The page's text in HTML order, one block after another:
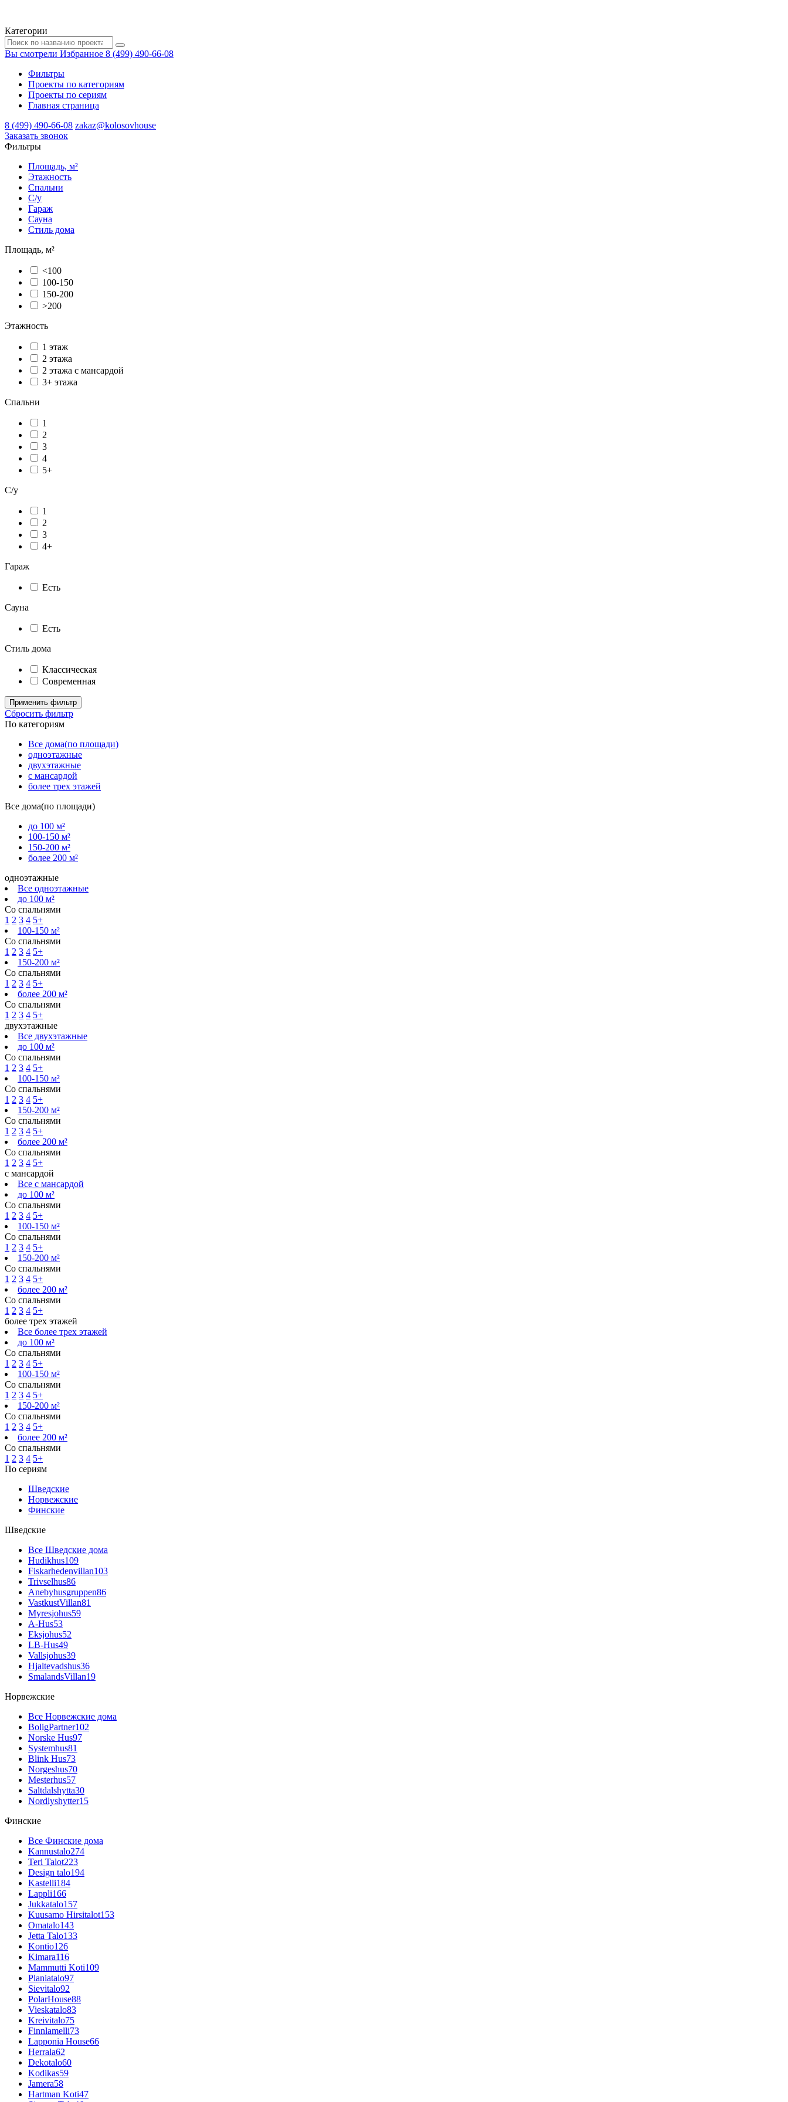
Категории
Вы смотрели Избранное 8 (499) 490-66-08
Фильтры
Проекты по категориям
Проекты по сериям
Главная страница
8 (499) 490-66-08 zakaz@kolosovhouse
3аказать звонок
Фильтры
Площадь, м²
Этажность
Спальни
С/у
Гараж
Сауна
Стиль дома
Площадь, м²
<100
100-150
150-200
>200
Этажность
1 этаж
2 этажа
2 этажа с мансардой
3+ этажа
Спальни
1
2
3
4
5+
С/у
1
2
3
4+
Гараж
Есть
Сауна
Есть
Стиль дома
Классическая
Современная
Применить фильтр
Сбросить фильтр
По категориям
Все дома(по площади)
одноэтажные
двухэтажные
с мансардой
более трех этажей
Все дома(по площади)
до 100 м²
100-150 м²
150-200 м²
более 200 м²
одноэтажные
Все одноэтажные
до 100 м²
Со спальнями
1 2 3 4 5+
100-150 м²
Со спальнями
1 2 3 4 5+
150-200 м²
Со спальнями
1 2 3 4 5+
более 200 м²
Со спальнями
1 2 3 4 5+
двухэтажные
Все двухэтажные
до 100 м²
Со спальнями
1 2 3 4 5+
100-150 м²
Со спальнями
1 2 3 4 5+
150-200 м²
Со спальнями
1 2 3 4 5+
более 200 м²
Со спальнями
1 2 3 4 5+
с мансардой
Все с мансардой
до 100 м²
Со спальнями
1 2 3 4 5+
100-150 м²
Со спальнями
1 2 3 4 5+
150-200 м²
Со спальнями
1 2 3 4 5+
более 200 м²
Со спальнями
1 2 3 4 5+
более трех этажей
Все более трех этажей
до 100 м²
Со спальнями
1 2 3 4 5+
100-150 м²
Со спальнями
1 2 3 4 5+
150-200 м²
Со спальнями
1 2 3 4 5+
более 200 м²
Со спальнями
1 2 3 4 5+
По сериям
Шведские
Норвежские
Финские
Шведские
Все Шведские дома
Hudikhus109
Fiskarhedenvillan103
Trivselhus86
Anebyhusgruppen86
VastkustVillan81
Myresjohus59
A-Hus53
Eksjohus52
LB-Hus49
Vallsjohus39
Hjaltevadshus36
SmalandsVillan19
Норвежские
Все Норвежские дома
BoligPartner102
Norske Hus97
Systemhus81
Blink Hus73
Norgeshus70
Mesterhus57
Saltdalshytta30
Nordlyshytter15
Финские
Все Финские дома
Kannustalo274
Teri Talot223
Design talo194
Kastelli184
Lappli166
Jukkatalo157
Kuusamo Hirsitalot153
Omatalo143
Jetta Talo133
Kontio126
Kimara116
Mammutti Koti109
Planiatalo97
Sievitalo92
PolarHouse88
Vieskatalo83
Kreivitalo75
Finnlamelli73
Lapponia House66
Herrala62
Dekotalo60
Kodikas59
Jamera58
Hartman Koti47